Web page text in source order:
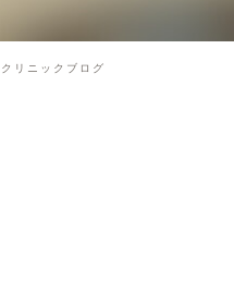
クリニックブログ